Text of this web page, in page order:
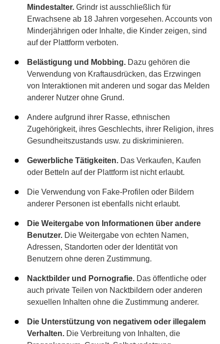
Mindestalter. Grindr ist ausschließlich für
Erwachsene ab 18 Jahren vorgesehen. Accounts von
Minderjährigen oder Inhalte, die Kinder zeigen, sind
auf der Plattform verboten.
Belästigung und Mobbing. Dazu gehören die
Verwendung von Kraftausdrücken, das Erzwingen
von Interaktionen mit anderen und sogar das Melden
anderer Nutzer ohne Grund.
Andere aufgrund ihrer Rasse, ethnischen
Zugehörigkeit, ihres Geschlechts, ihrer Religion, ihres
Gesundheitszustands usw. zu diskriminieren.
Gewerbliche Tätigkeiten. Das Verkaufen, Kaufen
oder Betteln auf der Plattform ist nicht erlaubt.
Die Verwendung von Fake-Profilen oder Bildern
anderer Personen ist ebenfalls nicht erlaubt.
Die Weitergabe von Informationen über andere
Benutzer. Die Weitergabe von echten Namen,
Adressen, Standorten oder der Identität von
Benutzern ohne deren Zustimmung.
Nacktbilder und Pornografie. Das öffentliche oder
auch private Teilen von Nacktbildern oder anderen
sexuellen Inhalten ohne die Zustimmung anderer.
Die Unterstützung von negativem oder illegalem
Verhalten. Die Verbreitung von Inhalten, die